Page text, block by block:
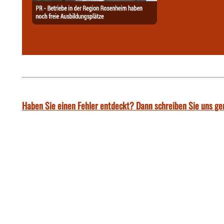
Haben Sie einen Fehler entdeckt? Dann schreiben Sie uns